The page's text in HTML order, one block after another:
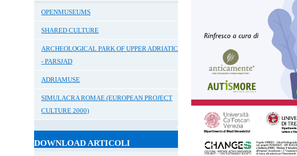
OPENMUSEUMS
SHARED CULTURE
ARCHEOLOGICAL PARK OF UPPER ADRIATIC
- PARSJAD
ADRIAMUSE
SIMULACRA ROMAE (EUROPEAN PROJECT
CULTURE 2000)
DOWNLOAD ARTICOLI